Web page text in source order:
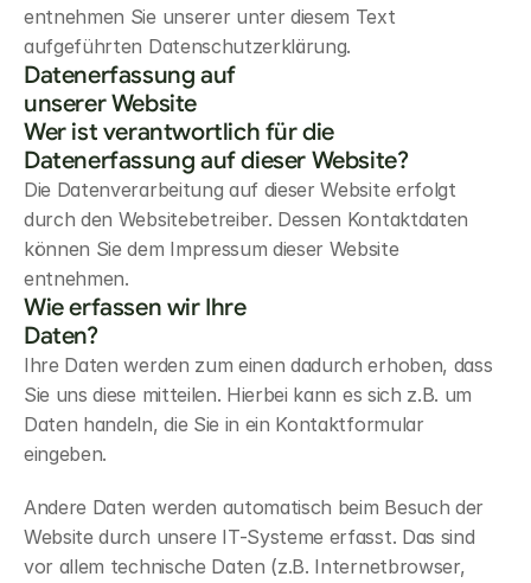
entnehmen Sie unserer unter diesem Text
aufgeführten Datenschutzerklärung.
Datenerfassung auf
unserer Website
Wer ist verantwortlich für die
Datenerfassung auf dieser Website?
Die Datenverarbeitung auf dieser Website erfolgt
durch den Websitebetreiber. Dessen Kontaktdaten
können Sie dem Impressum dieser Website
entnehmen.
Wie erfassen wir Ihre
Daten?
Ihre Daten werden zum einen dadurch erhoben, dass
Sie uns diese mitteilen. Hierbei kann es sich z.B. um
Daten handeln, die Sie in ein Kontaktformular
eingeben.
Andere Daten werden automatisch beim Besuch der
Website durch unsere IT-Systeme erfasst. Das sind
vor allem technische Daten (z.B. Internetbrowser,